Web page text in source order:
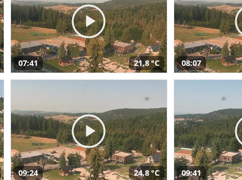
07:41 21,8 °C 08:07
09:24 24,8 °C 09:41